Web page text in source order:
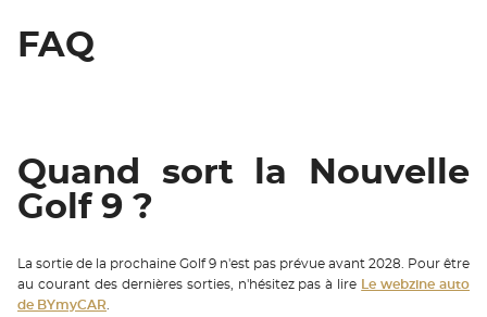
FAQ
Quand sort la Nouvelle
Golf 9 ?
La sortie de la prochaine Golf 9 n'est pas prévue avant 2028. Pour être
au courant des dernières sorties, n'hésitez pas à lire
Le webzine auto
de BYmyCAR